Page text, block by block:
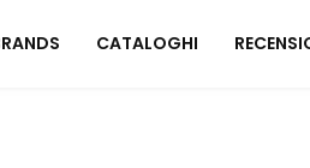
CATALOGHI